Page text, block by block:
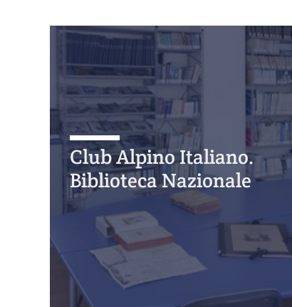
Club Alpino Italiano.
Biblioteca Nazionale